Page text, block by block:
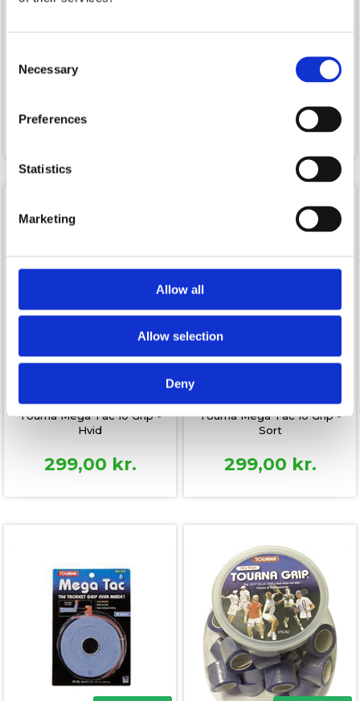
Selection
Necessary
Preferences
Statistics
Marketing
Allow all
Allow selection
Deny
Tourna Dry Feel Grip XL 36
749,00
Tourna Grip XL Dry Feel - 3
kr.
På lager
Tourna Mega Tac 10 Grip -
Hvid
299,00 kr.
På lager
Tourna Mega Tac 10 Grip -
Sort
299,00 kr.